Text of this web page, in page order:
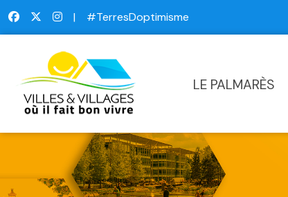
| #TerresDoptimisme
LE PALMARÈS